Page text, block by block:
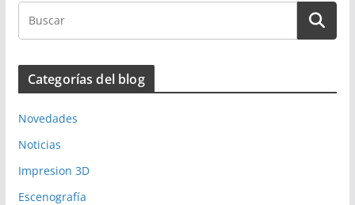
Categorías del blog
Novedades
Noticias
Impresion 3D
Escenografía